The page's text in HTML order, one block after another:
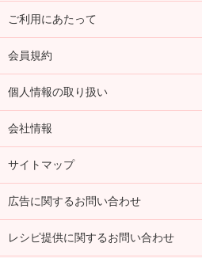
ご利用にあたって
会員規約
個人情報の取り扱い
会社情報
サイトマップ
広告に関するお問い合わせ
レシピ提供に関するお問い合わせ